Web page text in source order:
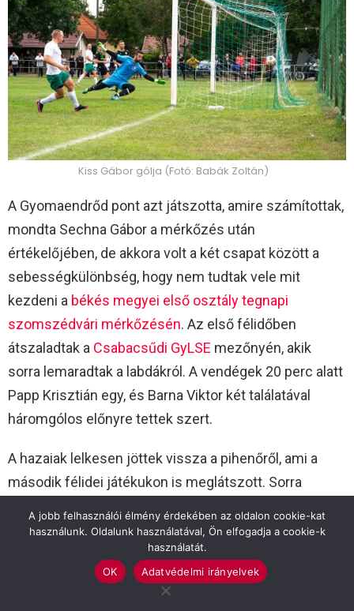
Kiss Gábor gólja (Fotó: Babák Zoltán)
A Gyomaendrőd pont azt játszotta, amire számítottak,
mondta Sechna Gábor a mérkőzés után
értékelőjében, de akkora volt a két csapat között a
sebességkülönbség, hogy nem tudtak vele mit
kezdeni a békés megyei első osztály tegnapi
szomszédvári mérkőzésén. Az első félidőben
átszaladtak a Csabacsűdi GyLSE mezőnyén, akik
sorra lemaradtak a labdákról. A vendégek 20 perc alatt
Papp Krisztián egy, és Barna Viktor két találatával
háromgólos előnyre tettek szert.
A hazaiak lelkesen jöttek vissza a pihenőről, ami a
második félidei játékukon is meglátszott. Sorra
támadásokat vezettek; egy hazai szurkolók számára
is nézhető meccset hoztak ki a második 45 perc első
A jobb felhasználói élmény érdekében az oldalon cookie-kat
használunk. Oldalunk használatával, Ön elfogadja a cookie-k
használatát.
OK
Adatvédelmi irányelvek